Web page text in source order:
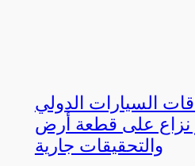
السيارات الدولي
نزاع على قطعة أرض
والتحقيقات جارية